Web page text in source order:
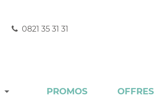
0821 35 31 31
PROMOS OFFRES